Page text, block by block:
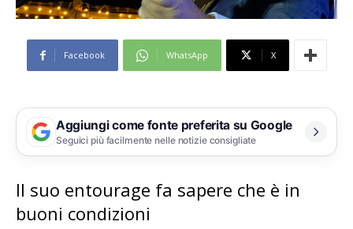
Facebook WhatsApp X
Aggiungi come fonte preferita su Google
Seguici più facilmente nelle notizie consigliate
Il suo entourage fa sapere che è in
buoni condizioni